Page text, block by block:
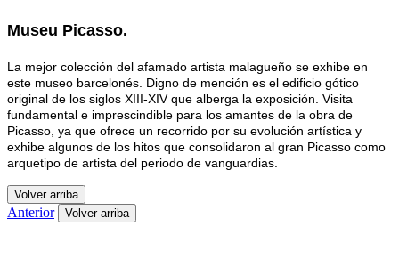
Museu Picasso.
La mejor colección del afamado artista malagueño se exhibe en
este museo barcelonés. Digno de mención es el edificio gótico
original de los siglos XIII-XIV que alberga la exposición. Visita
fundamental e imprescindible para los amantes de la obra de
Picasso, ya que ofrece un recorrido por su evolución artística y
exhibe algunos de los hitos que consolidaron al gran Picasso como
arquetipo de artista del periodo de vanguardias.
Volver arriba
Anterior Volver arriba